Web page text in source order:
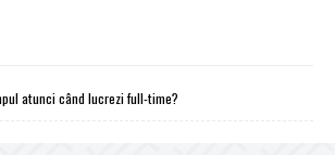
atunci când lucrezi full-time?